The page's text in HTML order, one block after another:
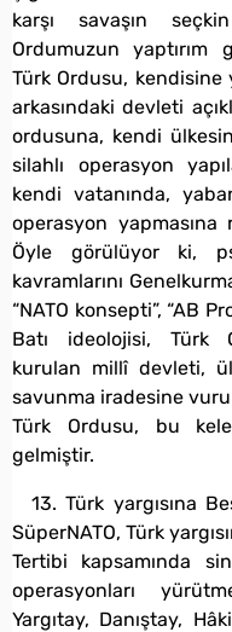
karşı savaşın
Ordumuzun yaptırım
Türk Ordusu,
arkasındaki devleti
ordusuna, kendi
silahlı operasyon
kendi vatanında,
operasyon
Öyle görülüyor ki,
kavramlarını
“NATO konsepti”, “AB
Batı ideolojisi, Türk
kurulan millî devleti,
savunma iradesine
Türk Ordusu, bu
gelmiştir.
13. Türk yargısına
SüperNATO, Türk
Tertibi kapsamında
operasyonları
Yargıtay, Danıştay,